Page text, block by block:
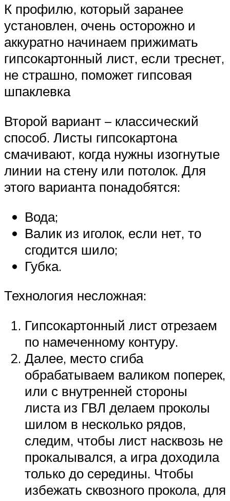
К профилю, который заранее
установлен, очень осторожно и
аккуратно начинаем прижимать
гипсокартонный лист, если треснет,
не страшно, поможет гипсовая
шпаклевка
Второй вариант – классический
способ. Листы гипсокартона
смачивают, когда нужны изогнутые
линии на стену или потолок. Для
этого варианта понадобятся:
Вода;
Валик из иголок, если нет, то
сгодится шило;
Губка.
Технология несложная:
Гипсокартонный лист отрезаем
по намеченному контуру.
Далее, место сгиба
обрабатываем валиком поперек,
или с внутренней стороны
листа из ГВЛ делаем проколы
шилом в несколько рядов,
следим, чтобы лист насквозь не
прокалывался, а игра доходила
только до середины. Чтобы
избежать сквозного прокола, для